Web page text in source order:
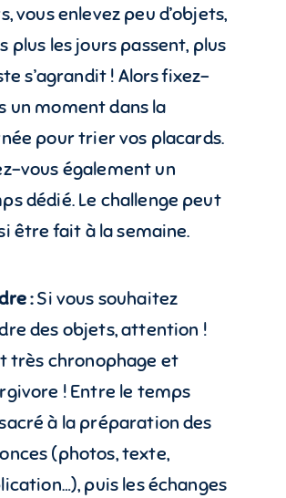
vous enlevez peu d’objets,
plus les jours passent, plus
s’agrandit ! Alors fixez-
un moment dans la
pour trier vos placards.
vous également un
dédié. Le challenge peut
être fait à la semaine.
:Si vous souhaitez
des objets, attention !
très chronophage et
! Entre le temps
à la préparation des
(photos, texte,
puis les échanges